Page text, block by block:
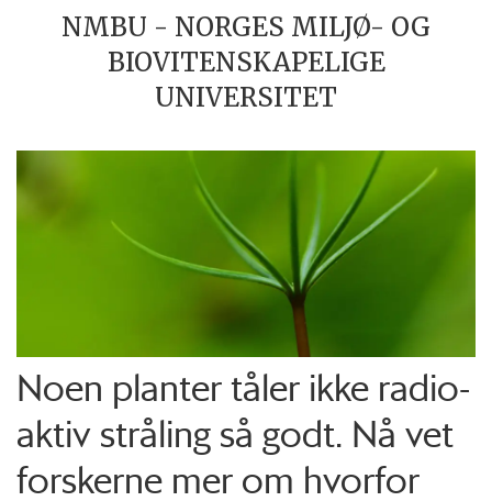
NMBU - NORGES MILJØ- OG
BIOVITENSKAPELIGE
UNIVERSITET
Noen planter tåler ikke radio­
aktiv stråling så godt. Nå vet
forskerne mer om hvorfor